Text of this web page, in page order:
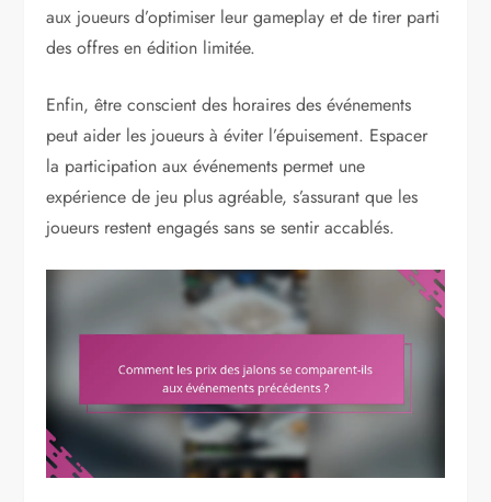
aux joueurs d’optimiser leur gameplay et de tirer parti
des offres en édition limitée.
Enfin, être conscient des horaires des événements
peut aider les joueurs à éviter l’épuisement. Espacer
la participation aux événements permet une
expérience de jeu plus agréable, s’assurant que les
joueurs restent engagés sans se sentir accablés.